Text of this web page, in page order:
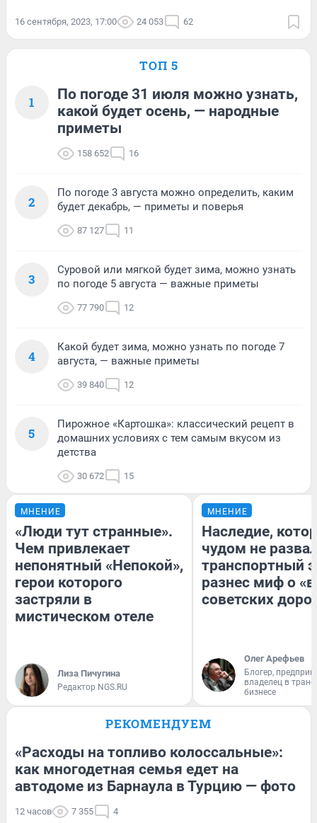
16 сентября, 2023, 17:00 24 053 62
ТОП 5
1
По погоде 31 июля можно узнать,
какой будет осень, — народные
приметы
158 652 16
2
По погоде 3 августа можно определить, каким
будет декабрь, — приметы и поверья
87 127 11
3
Суровой или мягкой будет зима, можно узнать
по погоде 5 августа — важные приметы
77 790 12
4
Какой будет зима, можно узнать по погоде 7
августа, — важные приметы
39 840 12
5
Пирожное «Картошка»: классический рецепт в
домашних условиях с тем самым вкусом из
детства
30 672 15
МНЕНИЕ
«Люди тут странные».
Чем привлекает
непонятный «Непокой»,
герои которого
застряли в
мистическом отеле
Лиза Пичугина
Редактор NGS.RU
МНЕНИЕ
Наследие,
чудом не
транспортный
разнес миф о
советских
Олег Арефьев
Блогер,
владелец в
бизнесе
РЕКОМЕНДУЕМ
«Расходы на топливо колоссальные»:
как многодетная семья едет на
автодоме из Барнаула в Турцию — фото
12 часов 7 355 4